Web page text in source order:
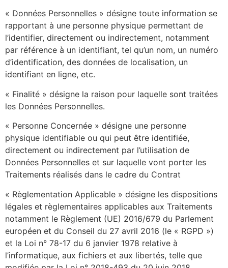
« Données Personnelles » désigne toute information se
rapportant à une personne physique permettant de
l’identifier, directement ou indirectement, notamment
par référence à un identifiant, tel qu’un nom, un numéro
d’identification, des données de localisation, un
identifiant en ligne, etc.
« Finalité » désigne la raison pour laquelle sont traitées
les Données Personnelles.
« Personne Concernée » désigne une personne
physique identifiable ou qui peut être identifiée,
directement ou indirectement par l’utilisation de
Données Personnelles et sur laquelle vont porter les
Traitements réalisés dans le cadre du Contrat
« Règlementation Applicable » désigne les dispositions
légales et règlementaires applicables aux Traitements
notamment le Règlement (UE) 2016/679 du Parlement
européen et du Conseil du 27 avril 2016 (le « RGPD »)
et la Loi n° 78-17 du 6 janvier 1978 relative à
l’informatique, aux fichiers et aux libertés, telle que